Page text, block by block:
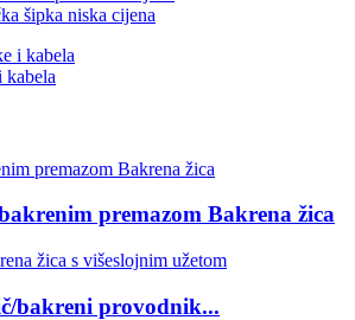
šipka niska cijena
kabela
premazom Bakrena žica
bakreni provodnik...